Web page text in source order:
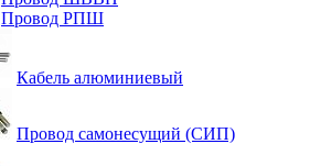
Провод РПШ
Кабель алюминиевый
Провод самонесущий (СИП)